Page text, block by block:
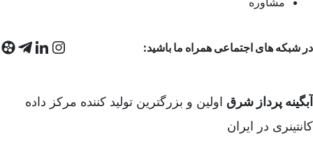
در شبکه های اجتماعی همراه ما باشید:
آبگینه پرداز شرق اولین و بزرگترین تولید کننده مرکز داده
کانتینری در ایران